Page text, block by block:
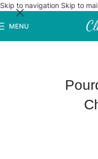
Skip to navigation Skip to
MENU